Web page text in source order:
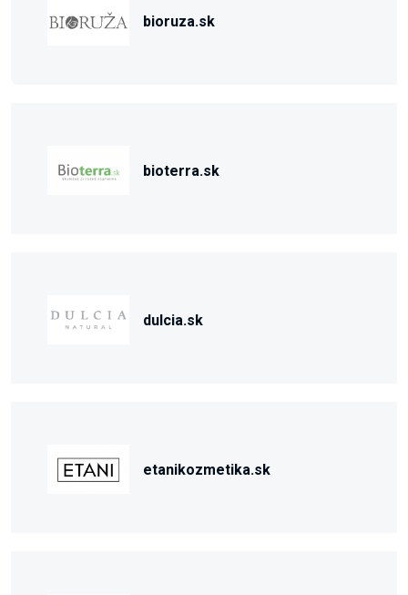
bioruza.sk
bioterra.sk
dulcia.sk
etanikozmetika.sk